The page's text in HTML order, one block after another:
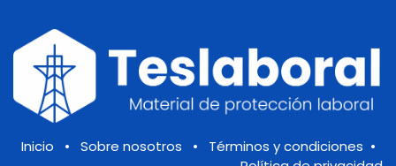
Inicio • Sobre nosotros • Términos y condiciones •